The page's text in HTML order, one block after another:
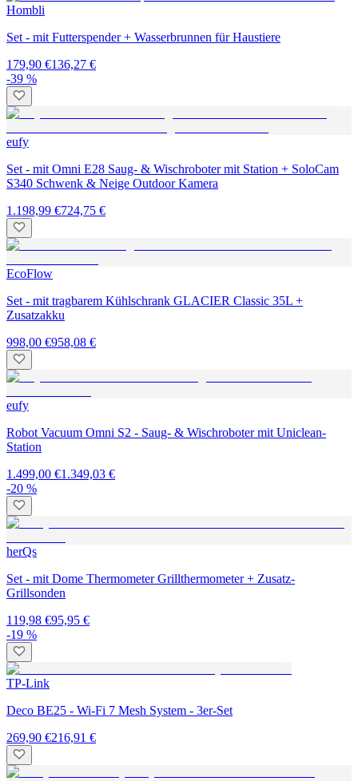
Hombli
Set - mit Futterspender + Wasserbrunnen für Haustiere
179,90 €136,27 €
-39 %
eufy
Set - mit Omni E28 Saug- & Wischroboter mit Station + SoloCam
S340 Schwenk & Neige Outdoor Kamera
1.198,99 €724,75 €
EcoFlow
Set - mit tragbarem Kühlschrank GLACIER Classic 35L +
Zusatzakku
998,00 €958,08 €
eufy
Robot Vacuum Omni S2 - Saug- & Wischroboter mit Uniclean-
Station
1.499,00 €1.349,03 €
-20 %
herQs
Set - mit Dome Thermometer Grillthermometer + Zusatz-
Grillsonden
119,98 €95,95 €
-19 %
TP-Link
Deco BE25 - Wi-Fi 7 Mesh System - 3er-Set
269,90 €216,91 €